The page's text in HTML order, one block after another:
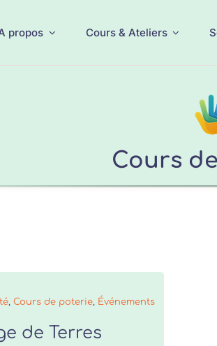
propos Cours & Ateliers
Cours
,Cours de poterie, Événements
de Terres